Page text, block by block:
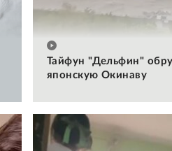
Тайфун "Дельфин"
японскую Окинаву